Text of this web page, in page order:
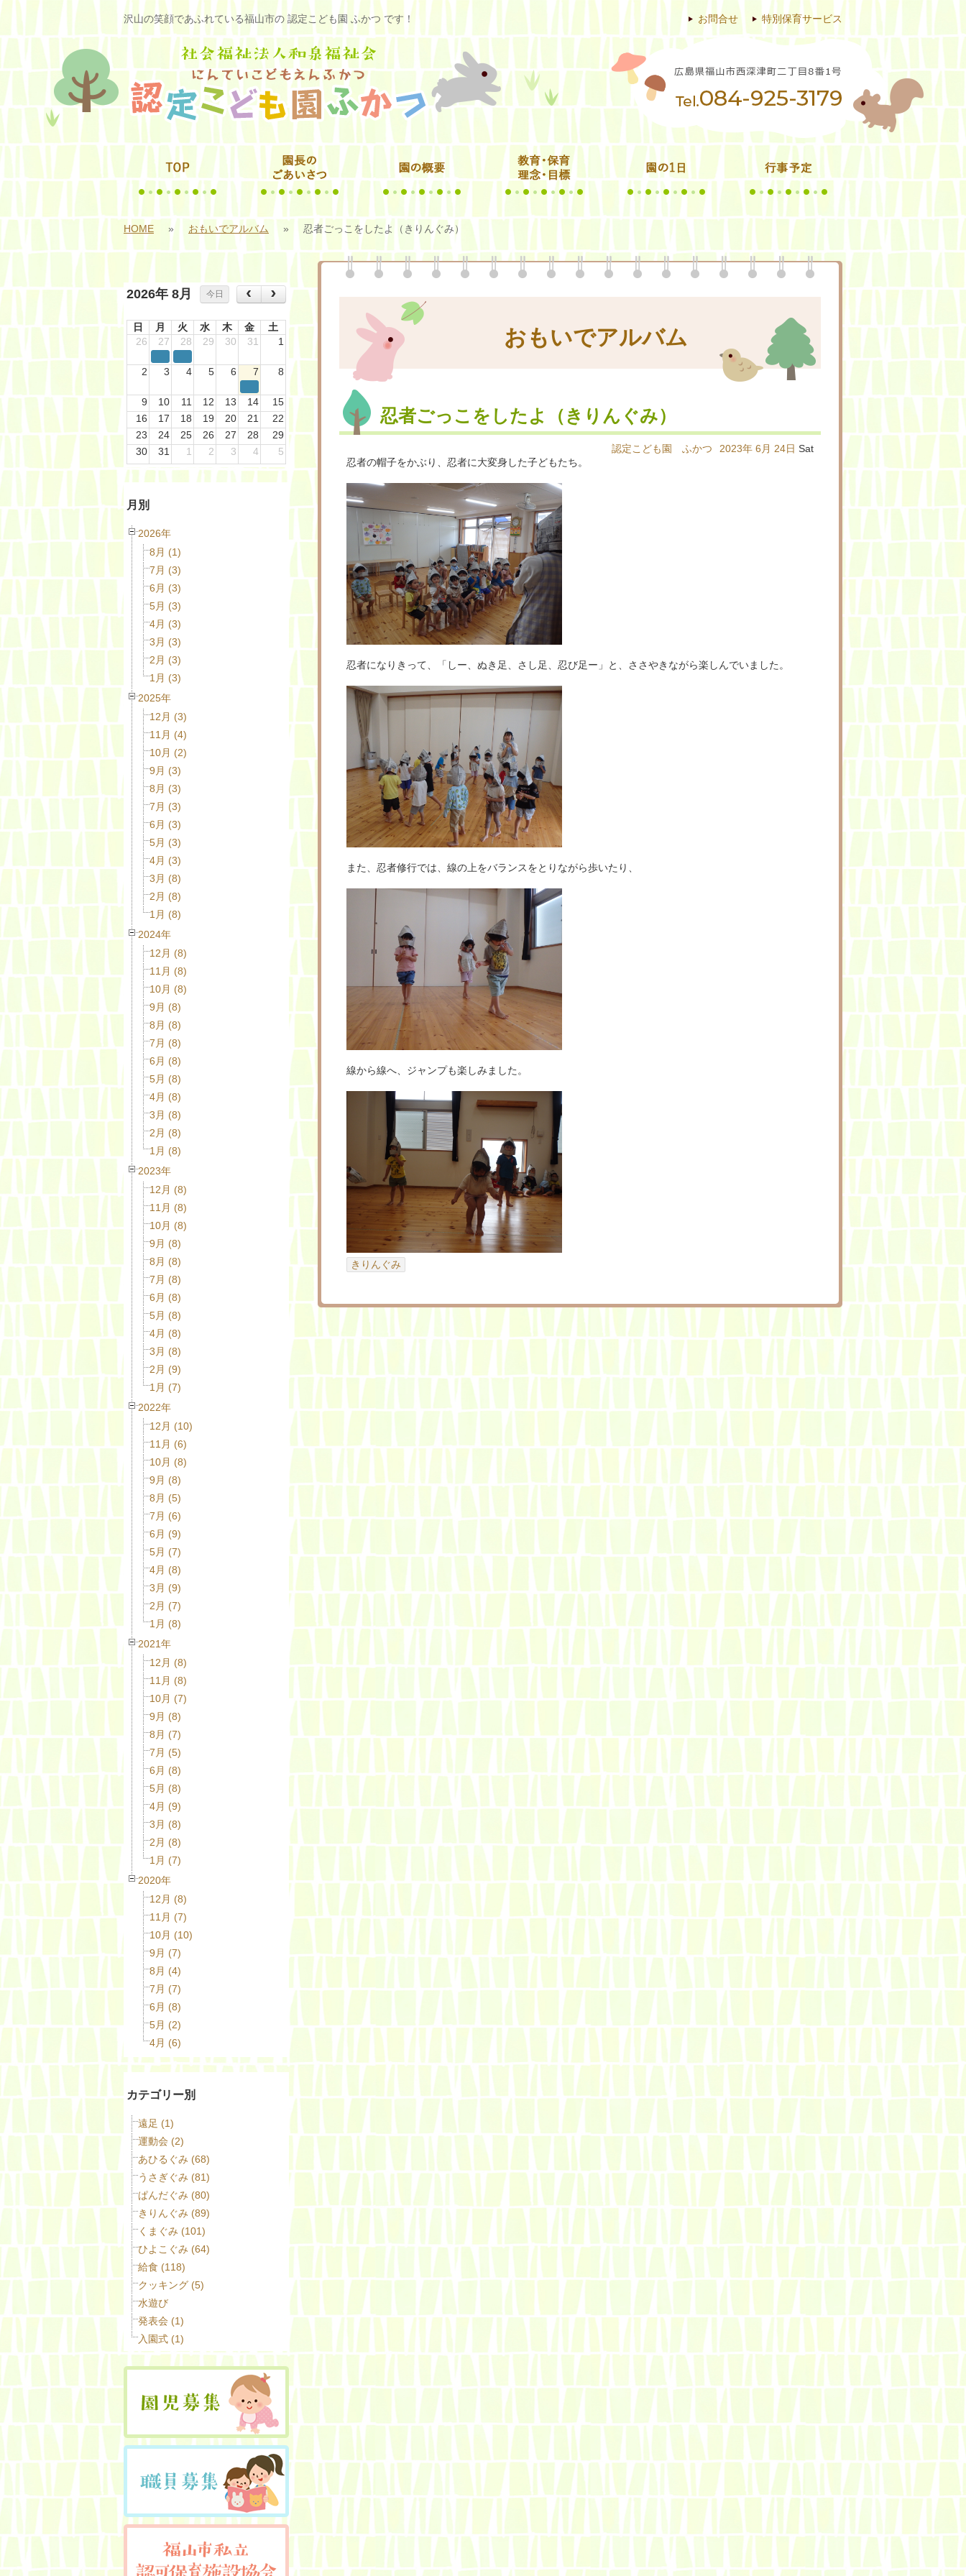
沢山の笑顔であふれている福山市の 認定こども園 ふかつ です！ 特別保育サービス
お問合せ
HOME » おもいでアルバム » 忍者ごっこをしたよ（きりんぐみ）
2026年 8月 今日
日 月 火 水 木 金
土
26
27 28 29 30 31 1
2 3 4 5 6 7 8
9 10 11 12 13 14
15
16
17 18 19 20 21
22
23
24 25 26 27 28
29
30
31 1 2 3 4 5
月別
2026年
8月 (1)
7月 (3)
6月 (3)
5月 (3)
4月 (3)
3月 (3)
2月 (3)
1月 (3)
2025年
12月 (3)
11月 (4)
10月 (2)
9月 (3)
8月 (3)
7月 (3)
6月 (3)
5月 (3)
4月 (3)
3月 (8)
2月 (8)
1月 (8)
2024年
12月 (8)
11月 (8)
10月 (8)
9月 (8)
8月 (8)
7月 (8)
6月 (8)
5月 (8)
4月 (8)
3月 (8)
2月 (8)
1月 (8)
2023年
12月 (8)
11月 (8)
10月 (8)
9月 (8)
8月 (8)
7月 (8)
6月 (8)
5月 (8)
4月 (8)
3月 (8)
2月 (9)
1月 (7)
2022年
12月 (10)
11月 (6)
10月 (8)
9月 (8)
8月 (5)
7月 (6)
6月 (9)
5月 (7)
4月 (8)
3月 (9)
2月 (7)
1月 (8)
2021年
12月 (8)
11月 (8)
10月 (7)
9月 (8)
8月 (7)
7月 (5)
6月 (8)
5月 (8)
4月 (9)
3月 (8)
2月 (8)
1月 (7)
2020年
12月 (8)
11月 (7)
10月 (10)
9月 (7)
8月 (4)
7月 (7)
6月 (8)
5月 (2)
4月 (6)
カテゴリー別
遠足 (1)
運動会 (2)
あひるぐみ (68)
うさぎぐみ (81)
ぱんだぐみ (80)
きりんぐみ (89)
くまぐみ (101)
ひよこぐみ (64)
給食 (118)
クッキング (5)
水遊び
発表会 (1)
入園式 (1)
おもいでアルバム
忍者ごっこをしたよ（きりんぐみ）
2023年 6月 24日 Sat
認定こども園 ふかつ
忍者の帽子をかぶり、忍者に大変身した子どもたち。
忍者になりきって、「しー、ぬき足、さし足、忍び足ー」と、ささやきながら楽しんでいました。
また、忍者修行では、線の上をバランスをとりながら歩いたり、
線から線へ、ジャンプも楽しみました。
きりんぐみ